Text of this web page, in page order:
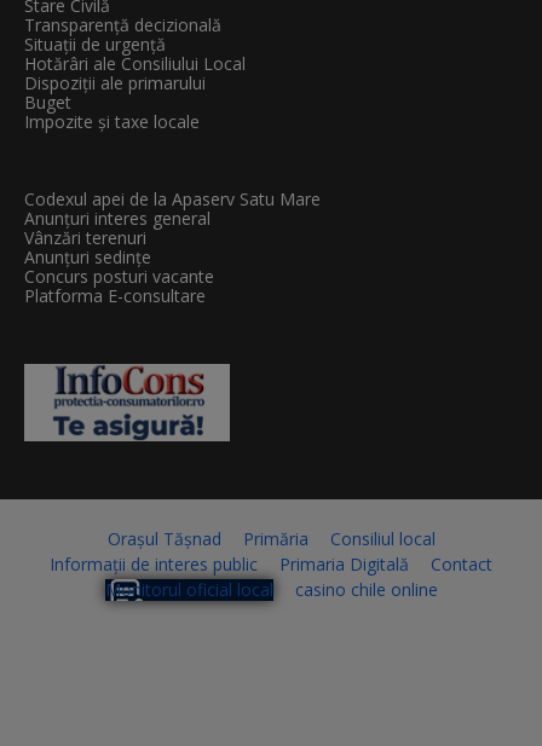
Stare Civilă
Transparenţă decizională
Situații de urgență
Hotărâri ale Consiliului Local
Dispoziții ale primarului
Buget
Impozite și taxe locale
Codexul apei de la Apaserv Satu Mare
Anunțuri interes general
Vânzări terenuri
Anunțuri sedințe
Concurs posturi vacante
Platforma E-consultare
Orașul Tășnad Primăria
Consiliul local
Informații de interes public
Primaria Digitală
Contact
Monitorul oficial local
casino chile online